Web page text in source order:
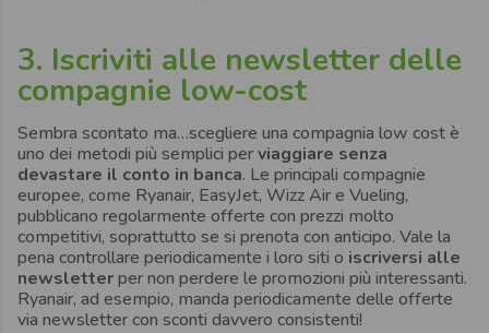
3. Iscriviti alle newsletter delle
compagnie low-cost
Sembra scontato ma…scegliere una compagnia low cost è
uno dei metodi più semplici perviaggiare senza
devastare il conto in banca. Le principali compagnie
europee, come Ryanair, EasyJet, Wizz Air e Vueling,
pubblicano regolarmente offerte con prezzi molto
competitivi, soprattutto se si prenota con anticipo. Vale la
pena controllare periodicamente i loro siti o iscriversi alle
newsletterper non perdere le promozioni più interessanti.
Ryanair, ad esempio, manda periodicamente delle offerte
via newsletter con sconti davvero consistenti!